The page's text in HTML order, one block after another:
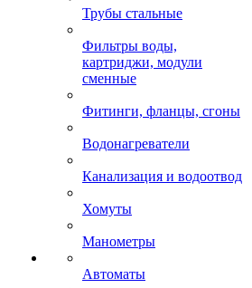
Трубы стальные
Фильтры воды,
картриджи, модули
сменные
Фитинги, фланцы, сгоны
Водонагреватели
Канализация и водоотвод
Хомуты
Манометры
Автоматы